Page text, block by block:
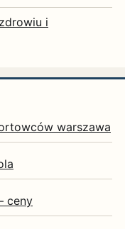
i
warszawa
ceny